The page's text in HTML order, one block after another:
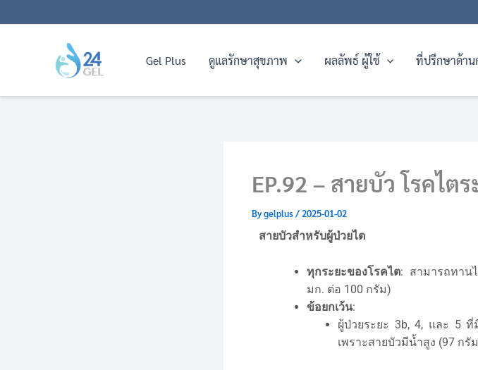
to
Gel Plus
ดูแลรักษาสุขภาพ ผลลัพธ์ ผู้ใช้ ที่ปรึกษาด้า
EP.92 – สายบัว โรคไต
Bygelplus/2025-01-02
สายบัวสำหรับผู้ป่วยไต
ทุกระยะของโรคไต: สามารถทาน
มก. ต่อ 100 กรัม)
ข้อยกเว้น:
ผู้ป่วยระยะ 3b, 4, และ 5 ที่
เพราะสายบัวมีน้ำสูง (97 ก